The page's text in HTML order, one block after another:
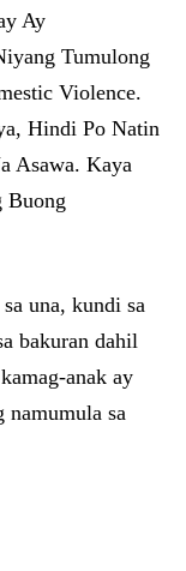
Ay
Tumulong
Violence.
Hindi Po Natin
Asawa. Kaya
Buong
una, kundi sa
bakuran dahil
anak ay
namumula sa